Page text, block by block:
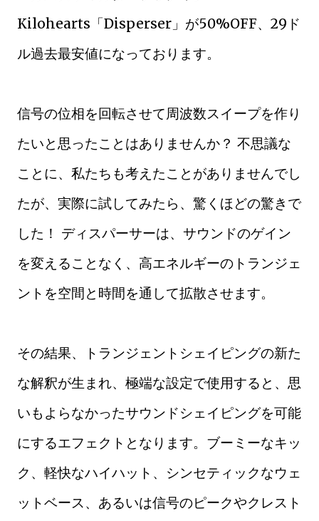
Kilohearts「Disperser」が50%OFF、29ド
ル過去最安値になっております。
信号の位相を回転させて周波数スイープを作り
たいと思ったことはありませんか？ 不思議な
ことに、私たちも考えたことがありませんでし
たが、実際に試してみたら、驚くほどの驚きで
した！ ディスパーサーは、サウンドのゲイン
を変えることなく、高エネルギーのトランジェ
ントを空間と時間を通して拡散させます。
その結果、トランジェントシェイピングの新た
な解釈が生まれ、極端な設定で使用すると、思
いもよらなかったサウンドシェイピングを可能
にするエフェクトとなります。ブーミーなキッ
ク、軽快なハイハット、シンセティックなウェ
ットベース、あるいは信号のピークやクレスト